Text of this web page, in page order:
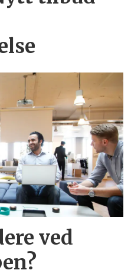
ved